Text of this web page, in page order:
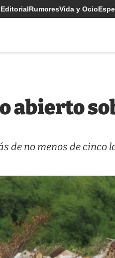
EditorialRumoresVida y Ocio
abierto
de no menos de cinco